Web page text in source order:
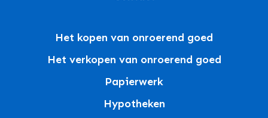
Het kopen van onroerend goed
Het verkopen van onroerend goed
Papierwerk
Hypotheken